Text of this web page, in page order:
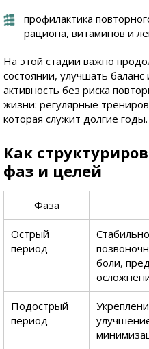
профилактика
рациона, витаминов и
На этой стадии важно
состоянии, улучшать
активность без риска
жизни: регулярные
которая служит долгие годы.
Как
фаз и целей
Фаза
Острый
период
боли,
Подострый
период